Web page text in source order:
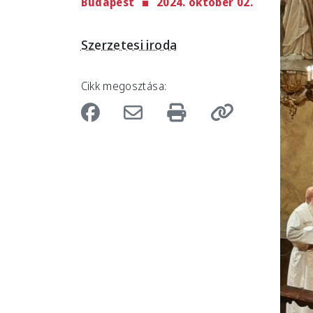
Szerzetesi iroda
Cikk megosztása: